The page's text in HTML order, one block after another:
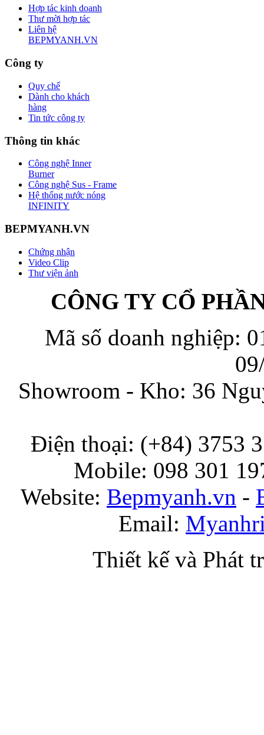
Hợp tác kinh doanh
Thư mời hợp tác
Liên hệ
BEPMYANH.VN
Công ty
Quy chế
Dành cho khách
hàng
Tin tức công ty
Thông tin khác
Công nghệ Inner
Burner
Công nghệ Sus - Frame
Hệ thống nước nóng
INFINITY
BEPMYANH.VN
Chứng nhận
Video Clip
Thư viện ảnh
CÔNG TY CỔ
Mã số doanh nghiệp:
Showroom - Kho: 36
Điện thoại: (+84) 3753
Mobile: 098 301
Website: Bepmyanh.vn -
Email:
Thiết kế và Phát